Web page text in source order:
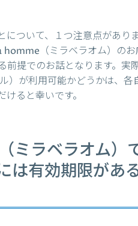
について、１つ注意点があり
（ミラベラオム）の
前提でのお話となります。
）が利用可能かどうかは、
ると幸いです。
ミラベラオム）
は有効期限があ